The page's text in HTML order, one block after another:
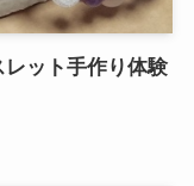
レット手作り体験